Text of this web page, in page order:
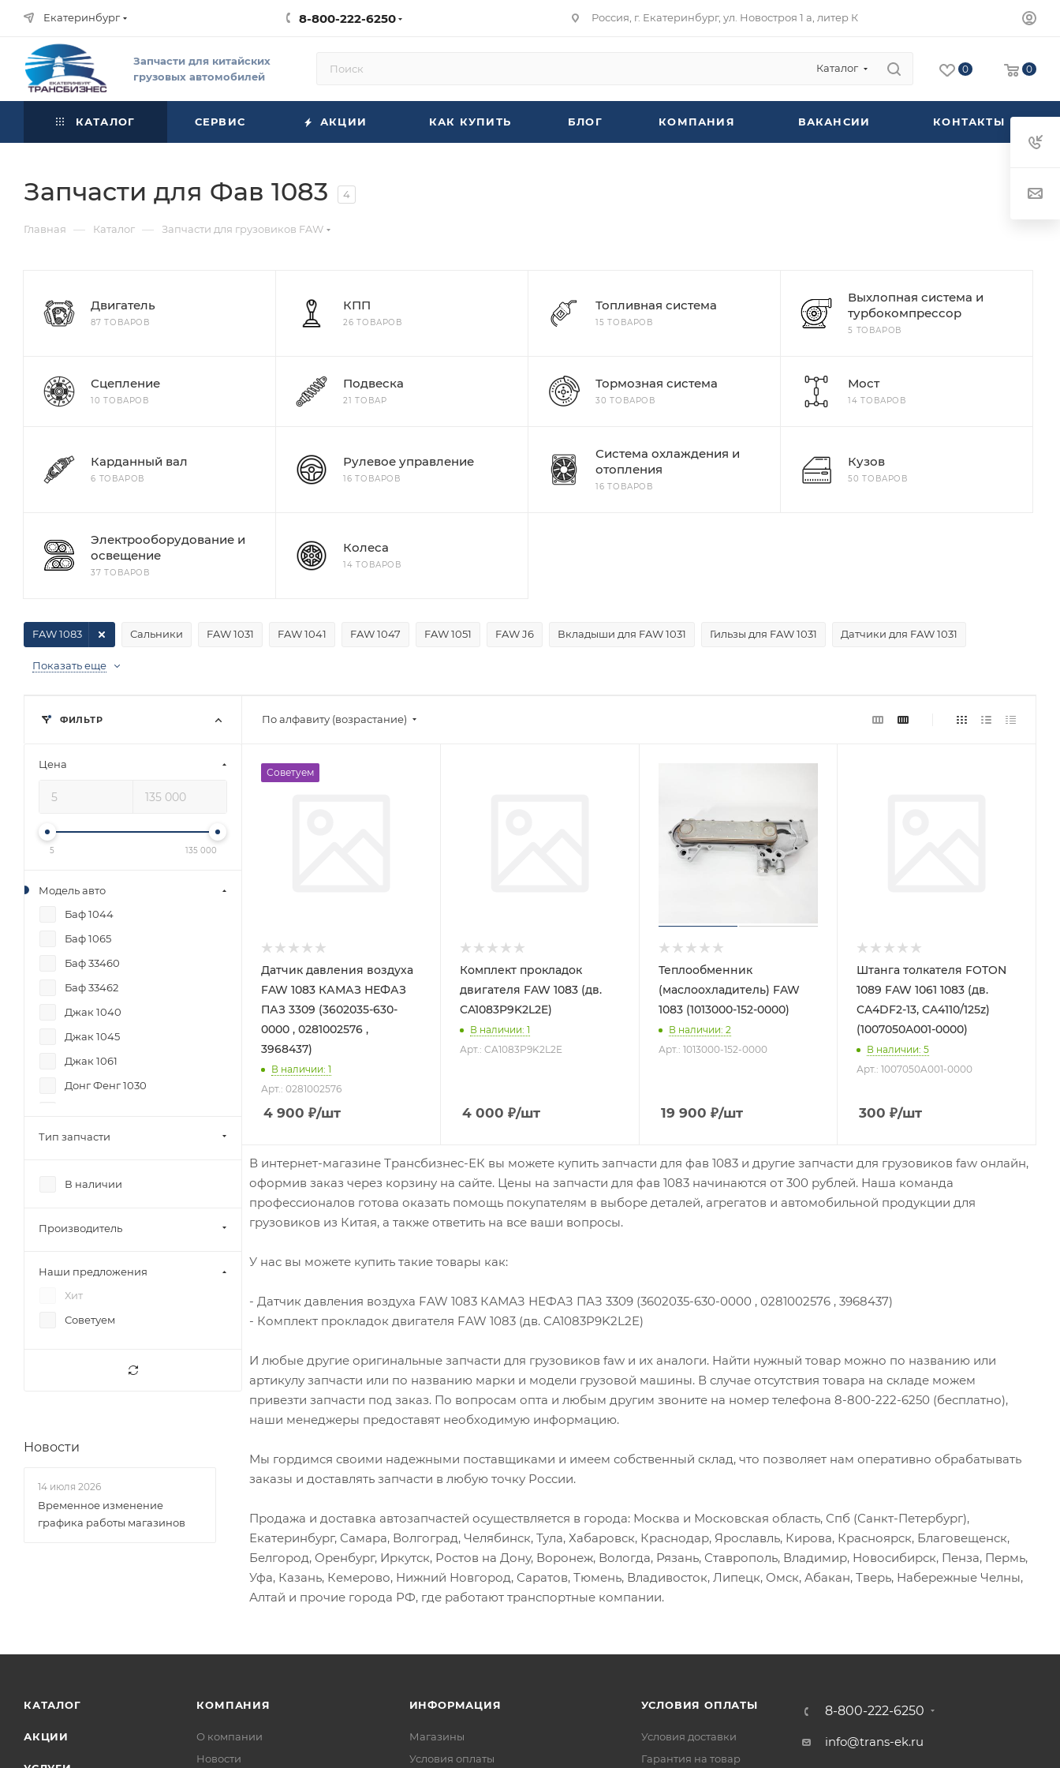
Екатеринбург 8-800-222-6250 Россия, г. Екатеринбург, ул. Новостроя 1 а, литер К
Запчасти для китайских
грузовых автомобилей
Каталог 0 0
КАТАЛОГ СЕРВИС АКЦИИ КАК КУПИТЬ БЛОГ КОМПАНИЯ ВАКАНСИИ КОНТАКТЫ
Запчасти для Фав 1083 4
Главная — Каталог — Запчасти для грузовиков FAW
Двигатель
87 ТОВАРОВ
КПП
26 ТОВАРОВ
Топливная система
15 ТОВАРОВ
Выхлопная система и
турбокомпрессор
5 ТОВАРОВ
Сцепление
10 ТОВАРОВ
Подвеска
21 ТОВАР
Тормозная система
30 ТОВАРОВ
Мост
14 ТОВАРОВ
Карданный вал
6 ТОВАРОВ
Рулевое управление
16 ТОВАРОВ
Система охлаждения и
отопления
16 ТОВАРОВ
Кузов
50 ТОВАРОВ
Электрооборудование и
освещение
37 ТОВАРОВ
Колеса
14 ТОВАРОВ
Сальники FAW 1031 FAW 1041 FAW 1047 FAW 1051
FAW 1083 FAW J6 Вкладыши для FAW 1031 Гильзы для FAW 1031 Датчики для FAW 1031
Показать еще
По алфавиту (возрастание)
Советуем
Датчик давления воздуха
FAW 1083 КАМАЗ НЕФАЗ
ПАЗ 3309 (3602035-630-
0000 , 0281002576 ,
3968437)
В наличии: 1
Арт.: 0281002576
4 900 ₽/шт
Комплект прокладок
двигателя FAW 1083 (дв.
CA1083P9K2L2E)
В наличии: 1
Арт.: CA1083P9K2L2E
4 000 ₽/шт
Теплообменник
(маслоохладитель) FAW
1083 (1013000-152-0000)
В наличии: 2
Арт.: 1013000-152-0000
19 900 ₽/шт
Штанга толкателя FOTON
1089 FAW 1061 1083 (дв.
CA4DF2-13, CA4110/125z)
(1007050A001-0000)
В наличии: 5
Арт.: 1007050A001-0000
300 ₽/шт
В интернет-магазине Трансбизнес-ЕК вы можете купить запчасти для фав 1083 и другие запчасти для грузовиков faw онлайн,
оформив заказ через корзину на сайте. Цены на запчасти для фав 1083 начинаются от 300 рублей. Наша команда
профессионалов готова оказать помощь покупателям в выборе деталей, агрегатов и автомобильной продукции для
грузовиков из Китая, а также ответить на все ваши вопросы.
У нас вы можете купить такие товары как:
- Датчик давления воздуха FAW 1083 КАМАЗ НЕФАЗ ПАЗ 3309 (3602035-630-0000 , 0281002576 , 3968437)
- Комплект прокладок двигателя FAW 1083 (дв. CA1083P9K2L2E)
И любые другие оригинальные запчасти для грузовиков faw и их аналоги. Найти нужный товар можно по названию или
артикулу запчасти или по названию марки и модели грузовой машины. В случае отсутствия товара на складе можем
привезти запчасти под заказ. По вопросам опта и любым другим звоните на номер телефона 8-800-222-6250 (бесплатно),
наши менеджеры предоставят необходимую информацию.
Мы гордимся своими надежными поставщиками и имеем собственный склад, что позволяет нам оперативно обрабатывать
заказы и доставлять запчасти в любую точку России.
Продажа и доставка автозапчастей осуществляется в города: Москва и Московская область, Спб (Санкт-Петербург),
Екатеринбург, Самара, Волгоград, Челябинск, Тула, Хабаровск, Краснодар, Ярославль, Кирова, Красноярск, Благовещенск,
Белгород, Оренбург, Иркутск, Ростов на Дону, Воронеж, Вологда, Рязань, Ставрополь, Владимир, Новосибирск, Пенза, Пермь,
Уфа, Казань, Кемерово, Нижний Новгород, Саратов, Тюмень, Владивосток, Липецк, Омск, Абакан, Тверь, Набережные Челны,
Алтай и прочие города РФ, где работают транспортные компании.
ФИЛЬТР
Цена
5 135 000
Модель авто
Баф 1044
Баф 1065
Баф 33460
Баф 33462
Джак 1040
Джак 1045
Джак 1061
Донг Фенг 1030
Фав 1031
Фав 1047
Фав 1061
Фав 3252
Фав J6
Фотон 1061
Фотон 1089
Юджин 1020
Тип запчасти
В наличии
Производитель
Наши предложения
Хит
Советуем
Новости
14 июля 2026
Временное изменение
графика работы магазинов
КАТАЛОГ
АКЦИИ
КОМПАНИЯ
О компании
Новости
ИНФОРМАЦИЯ
Магазины
Условия оплаты
УСЛОВИЯ ОПЛАТЫ
Условия доставки
Гарантия на товар
8-800-222-6250
info@trans-ek.ru